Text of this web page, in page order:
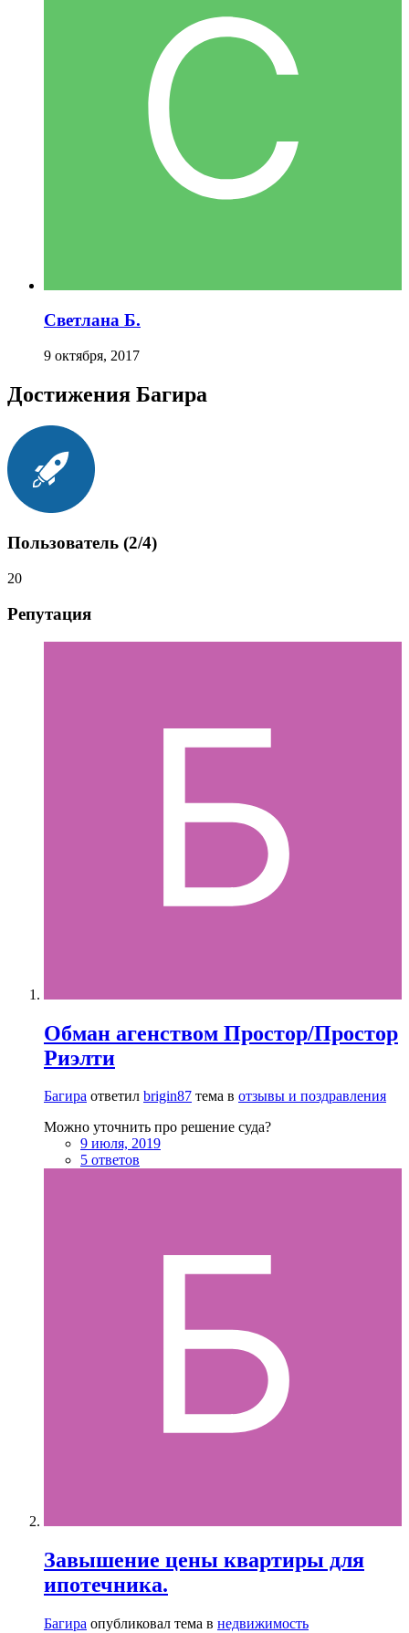
Светлана Б.
9 октября, 2017
Достижения Багира
Пользователь (2/4)
20
Репутация
Обман агенством Простор/Простор
Риэлти
Багира ответил brigin87 тема в отзывы и поздравления
Можно уточнить про решение суда?
9 июля, 2019
5 ответов
Завышение цены квартиры для
ипотечника.
Багира опубликовал тема в недвижимость